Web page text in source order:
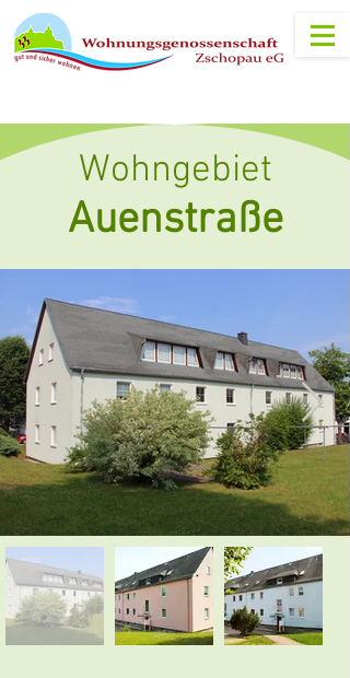
Wohngebiet
Auenstraße